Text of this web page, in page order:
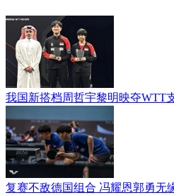
我国新搭档周哲宇黎明映夺WTT
复赛不敌德国组合 冯耀恩郭勇无